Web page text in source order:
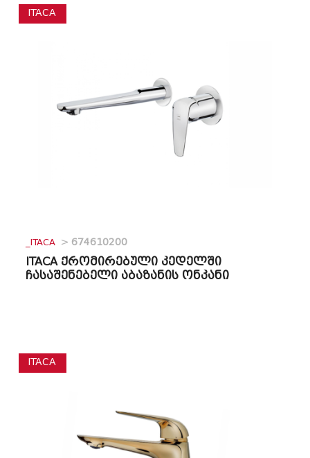
ITACA
_ITACA > 674610200
ITACA ქრომირებული კედელში
ჩასაშენებელი აბაზანის ონკანი
ITACA